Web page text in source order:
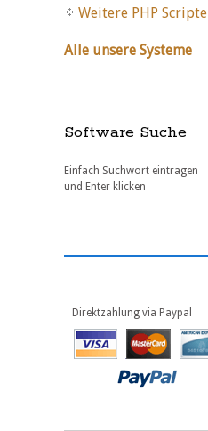
Weitere PHP Scripte
Alle unsere Systeme
Software Suche
Einfach Suchwort eintragen
und Enter klicken
Direktzahlung via Paypal